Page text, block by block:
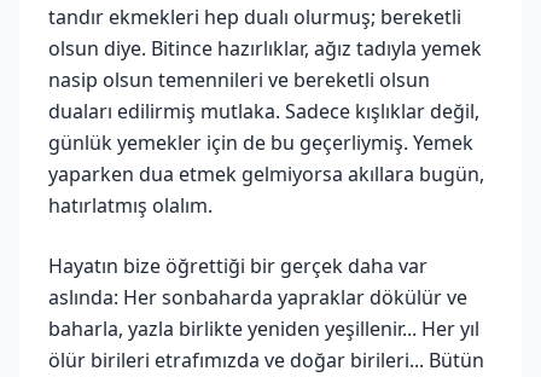
tandır ekmekleri hep dualı olurmuş; bereketli
olsun diye. Bitince hazırlıklar, ağız tadıyla yemek
nasip olsun temennileri ve bereketli olsun
duaları edilirmiş mutlaka. Sadece kışlıklar değil,
günlük yemekler için de bu geçerliymiş. Yemek
yaparken dua etmek gelmiyorsa akıllara bugün,
hatırlatmış olalım.
Hayatın bize öğrettiği bir gerçek daha var
aslında: Her sonbaharda yapraklar dökülür ve
baharla, yazla birlikte yeniden yeşillenir... Her yıl
ölür birileri etrafımızda ve doğar birileri... Bütün